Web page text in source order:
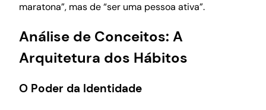
maratona”, mas de “ser uma pessoa ativa”.
Análise de Conceitos: A
Arquitetura dos Hábitos
O Poder da Identidade